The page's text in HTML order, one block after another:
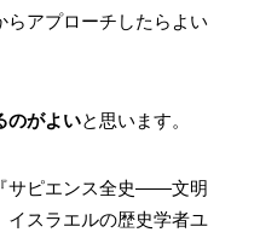
アプローチしたらよい
のがよいと思います。
サピエンス全史――文明
スラエルの歴史学者ユ